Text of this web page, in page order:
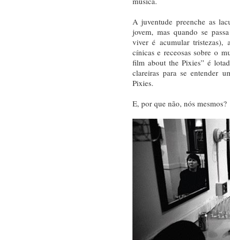
A juventude preenche as
jovem, mas quando se
viver é acumular tristezas),
cínicas e receosas sobre o
film about the Pixies” é
clareiras para se entender
Pixies.
E, por que não, nós mesmos?